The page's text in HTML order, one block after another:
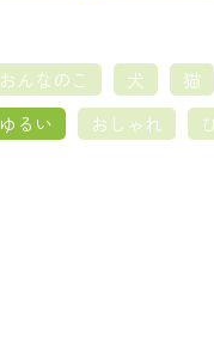
おんなのこ 犬 猫
ゆるい おしゃれ